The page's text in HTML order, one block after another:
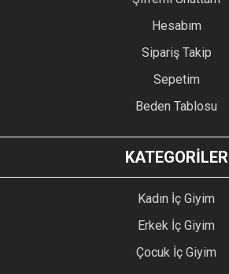
Hesabım
Sipariş Takip
Sepetim
Beden Tablosu
KATEGORİLER
Kadın İç Giyim
Erkek İç Giyim
Çocuk İç Giyim